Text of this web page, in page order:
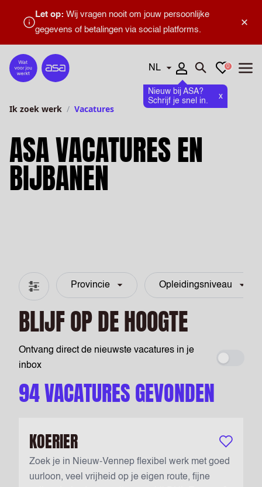
×
Let op: Wij vragen nooit om jouw persoonlijke
gegevens of betalingen via social platforms.
Home
Talen
Nieuw bij ASA?
Schrijf je snel in.
x
Zoeken openen
Favorieten
0
Ik zoek werk Vacatures
ASA VACATURES EN
BIJBANEN
Filter & zoeken
Provincie Opleidingsniveau
BLIJF OP DE HOOGTE
Ontvang direct de nieuwste vacatures in je
inbox
94 VACATURES GEVONDEN
KOERIER Bewaar
Zoek je in Nieuw-Vennep flexibel werk met goed
uurloon, veel vrijheid op je eigen route, fijne